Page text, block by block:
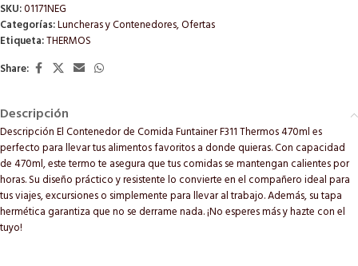
SKU:01171NEG
Categorías:Luncheras y Contenedores,Ofertas
Etiqueta:THERMOS
Share:
Descripción
Descripción El Contenedor de Comida Funtainer F311 Thermos 470ml es
perfecto para llevar tus alimentos favoritos a donde quieras. Con capacidad
de 470ml, este termo te asegura que tus comidas se mantengan calientes por
horas. Su diseño práctico y resistente lo convierte en el compañero ideal para
tus viajes, excursiones o simplemente para llevar al trabajo. Además, su tapa
hermética garantiza que no se derrame nada. ¡No esperes más y hazte con el
tuyo!